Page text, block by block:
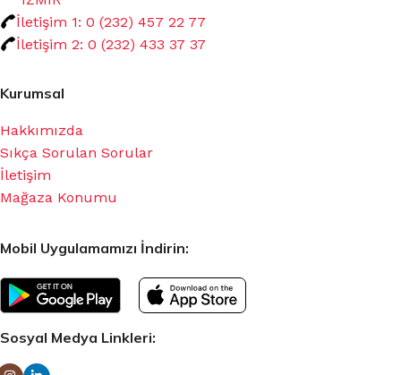
İletişim 1: 0 (232) 457 22 77
İletişim 2: 0 (232) 433 37 37
Kurumsal
Hakkımızda
Sıkça Sorulan Sorular
İletişim
Mağaza Konumu
Mobil Uygulamamızı İndirin:
Sosyal Medya Linkleri: